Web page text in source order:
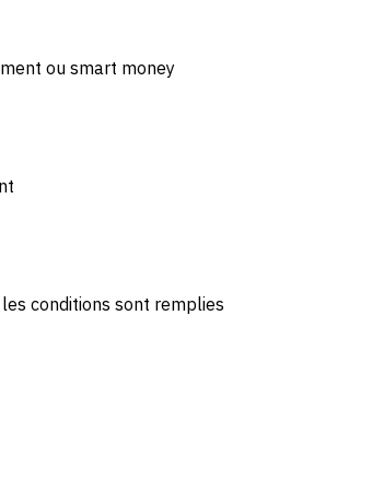
ou smart money
conditions sont remplies